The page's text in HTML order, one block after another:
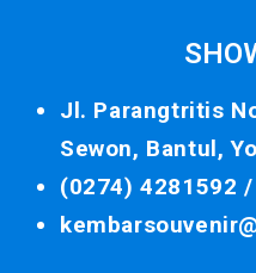
Jl. Parangtritis
Sewon, Bantul,
(0274) 4281592 /